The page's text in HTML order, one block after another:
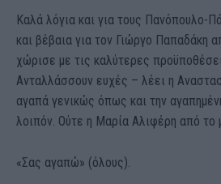
Καλά λόγια και για τους Πανόπουλο-
και βέβαια για τον Γιώργο Παπαδάκη
χώρισε με τις καλύτερες
Ανταλλάσσουν ευχές – λέει η
αγαπά γενικώς όπως και την
λοιπόν. Ούτε η Μαρία Αλιφέρη από το
«Σας αγαπώ» (όλους).